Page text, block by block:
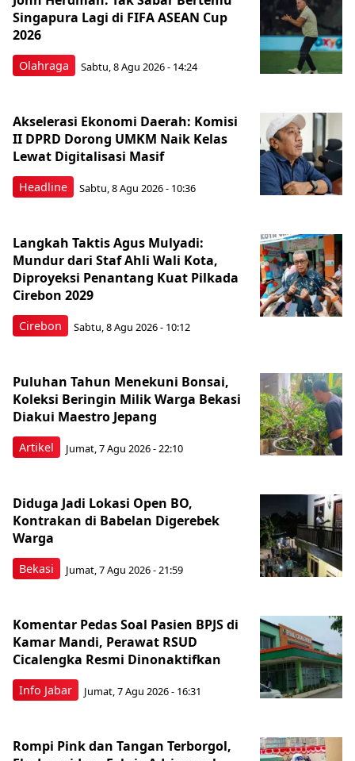
Olahraga
Singapura Lagi di FIFA ASEAN Cup
2026
Sabtu, 8 Agu 2026 - 14:24
Headline
Akselerasi Ekonomi Daerah: Komisi
II DPRD Dorong UMKM Naik Kelas
Lewat Digitalisasi Masif
Sabtu, 8 Agu 2026 - 10:36
Cirebon
Langkah Taktis Agus Mulyadi:
Mundur dari Staf Ahli Wali Kota,
Diproyeksi Penantang Kuat Pilkada
Cirebon 2029
Sabtu, 8 Agu 2026 - 10:12
Artikel
Puluhan Tahun Menekuni Bonsai,
Koleksi Beringin Milik Warga Bekasi
Diakui Maestro Jepang
Jumat, 7 Agu 2026 - 22:10
Bekasi
Diduga Jadi Lokasi Open BO,
Kontrakan di Babelan Digerebek
Warga
Jumat, 7 Agu 2026 - 21:59
Info Jabar
Komentar Pedas Soal Pasien BPJS di
Kamar Mandi, Perawat RSUD
Cicalengka Resmi Dinonaktifkan
Jumat, 7 Agu 2026 - 16:31
Rompi Pink dan Tangan Terborgol,